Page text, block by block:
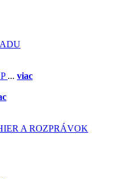
... viac
A ROZPRÁVOK